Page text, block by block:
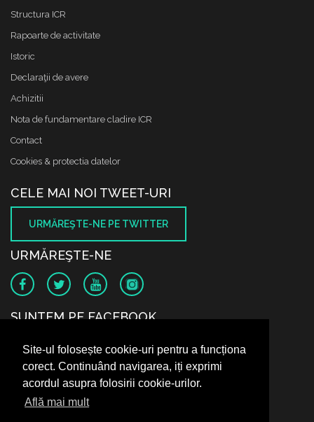
Site-ul folosește cookie-uri pentru a funcționa
corect. Continuând navigarea, iți exprimi
acordul asupra folosirii cookie-urilor.
Află mai mult
Structura ICR
Rapoarte de activitate
Istoric
Declaraţii de avere
Achizitii
Nota de fundamentare cladire ICR
Contact
Cookies & protectia datelor
CELE MAI NOI TWEET-URI
URMĂREŞTE-NE PE TWITTER
URMĂREŞTE-NE
SUNTEM PE FACEBOOK